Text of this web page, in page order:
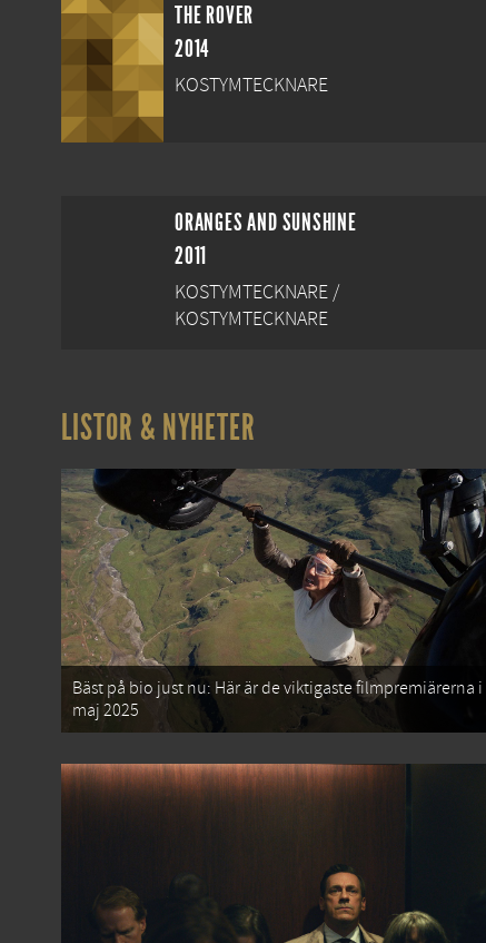
THE ROVER
2014
KOSTYMTECKNARE
ORANGES AND SUNSHINE
2011
KOSTYMTECKNARE /
KOSTYMTECKNARE
LISTOR & NYHETER
Bäst på bio just nu: Här är de viktigaste filmpremiärerna i
maj 2025